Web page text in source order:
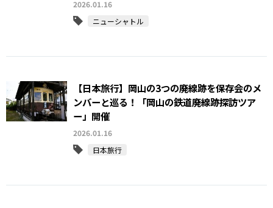
2026.01.16
ニューシャトル
【日本旅行】岡山の3つの廃線跡を保存会のメ
ンバーと巡る！「岡山の鉄道廃線跡探訪ツア
ー」開催
2026.01.16
日本旅行